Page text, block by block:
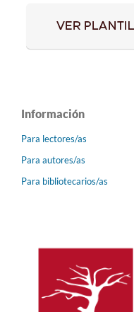
Información
Para lectores/as
Para autores/as
Para bibliotecarios/as